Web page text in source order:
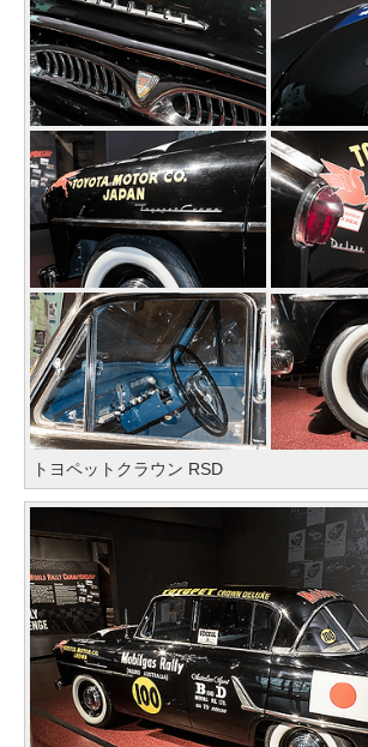
トヨペットクラウン RSD